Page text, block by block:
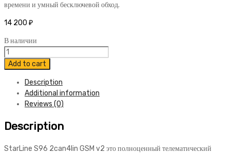
времени и умный бесключевой обход.
14 200 ₽
В наличии
Автосигнализация
StarLine
S96
2can4lin
GSM
Add to cart
Description
Additional information
Reviews (0)
Description
StarLine S96 2can4lin GSM v2 это полноценный телематический